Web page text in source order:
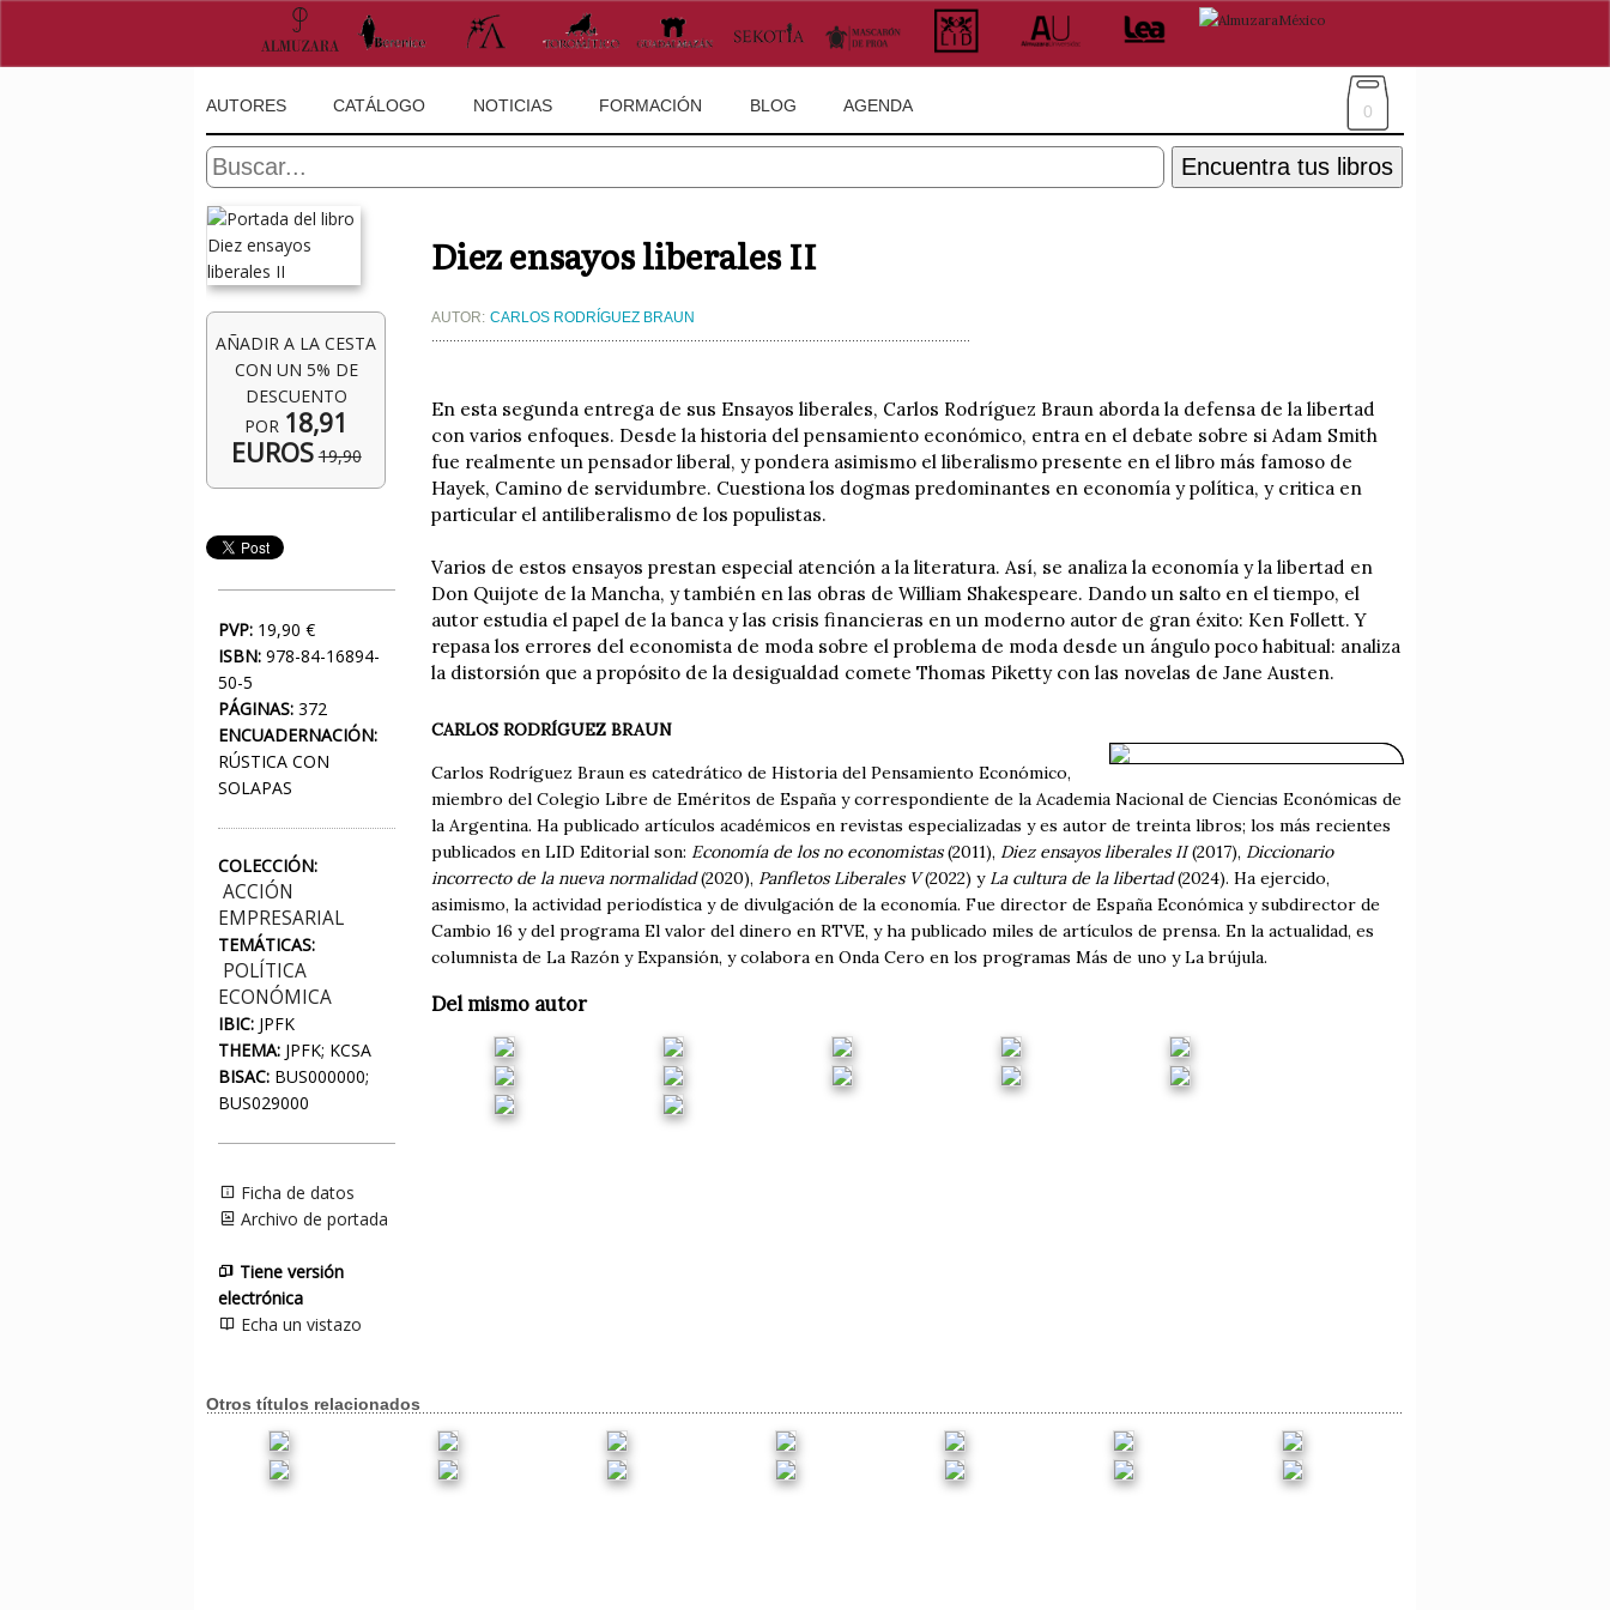
AUTORES CATÁLOGO NOTICIAS FORMACIÓN BLOG AGENDA 0
Encuentra tus libros
AÑADIR A LA CESTA
CON UN 5% DE
DESCUENTO
POR 18,91
EUROS 19,90
PVP: 19,90 €
ISBN: 978-84-16894-
50-5
PÁGINAS: 372
ENCUADERNACIÓN:
RÚSTICA CON
SOLAPAS
COLECCIÓN:
ACCIÓN
EMPRESARIAL
TEMÁTICAS:
POLÍTICA
ECONÓMICA
IBIC: JPFK
THEMA: JPFK; KCSA
BISAC: BUS000000;
BUS029000
Ficha de datos
Archivo de portada
Tiene versión
electrónica
Echa un vistazo
Diez ensayos liberales II
AUTOR: CARLOS RODRÍGUEZ BRAUN
En esta segunda entrega de sus Ensayos liberales, Carlos Rodríguez Braun aborda la defensa de la libertad
con varios enfoques. Desde la historia del pensamiento económico, entra en el debate sobre si Adam Smith
fue realmente un pensador liberal, y pondera asimismo el liberalismo presente en el libro más famoso de
Hayek, Camino de servidumbre. Cuestiona los dogmas predominantes en economía y política, y critica en
particular el antiliberalismo de los populistas.
Varios de estos ensayos prestan especial atención a la literatura. Así, se analiza la economía y la libertad en
Don Quijote de la Mancha, y también en las obras de William Shakespeare. Dando un salto en el tiempo, el
autor estudia el papel de la banca y las crisis financieras en un moderno autor de gran éxito: Ken Follett. Y
repasa los errores del economista de moda sobre el problema de moda desde un ángulo poco habitual: analiza
la distorsión que a propósito de la desigualdad comete Thomas Piketty con las novelas de Jane Austen.
CARLOS RODRÍGUEZ BRAUN
Carlos Rodríguez Braun es catedrático de Historia del Pensamiento Económico,
miembro del Colegio Libre de Eméritos de España y correspondiente de la Academia Nacional de Ciencias Económicas de
la Argentina. Ha publicado artículos académicos en revistas especializadas y es autor de treinta libros; los más recientes
publicados en LID Editorial son: Economía de los no economistas(2011), Diez ensayos liberales II(2017), Diccionario
incorrecto de la nueva normalidad(2020), Panfletos Liberales V(2022) y La cultura de la libertad(2024). Ha ejercido,
asimismo, la actividad periodística y de divulgación de la economía. Fue director de España Económica y subdirector de
Cambio 16 y del programa El valor del dinero en RTVE, y ha publicado miles de artículos de prensa. En la actualidad, es
columnista de La Razón y Expansión, y colabora en Onda Cero en los programas Más de uno y La brújula.
Del mismo autor
Otros títulos relacionados